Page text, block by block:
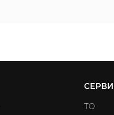
ТО